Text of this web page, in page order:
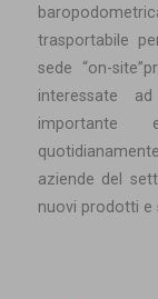
trasportabile
sede “on-
interessate
importante
aziende del
nuovi prodotti e